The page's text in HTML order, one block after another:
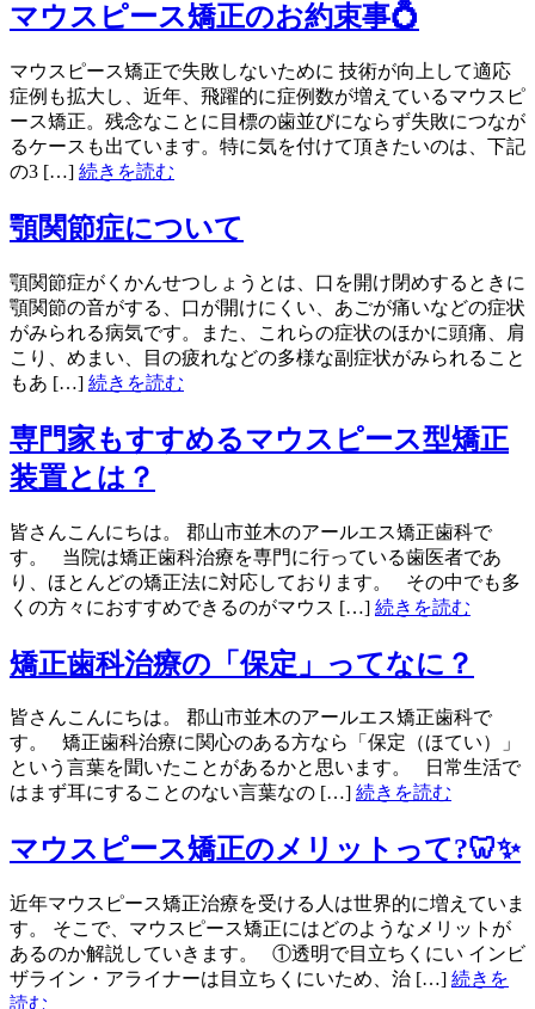
マウスピース矯正のお約束事💍
マウスピース矯正で失敗しないために 技術が向上して適応
症例も拡大し、近年、飛躍的に症例数が増えているマウスピ
ース矯正。残念なことに目標の歯並びにならず失敗につなが
るケースも出ています。特に気を付けて頂きたいのは、下記
の3 […] 続きを読む
顎関節症について
顎関節症がくかんせつしょうとは、口を開け閉めするときに
顎関節の音がする、口が開けにくい、あごが痛いなどの症状
がみられる病気です。また、これらの症状のほかに頭痛、肩
こり、めまい、目の疲れなどの多様な副症状がみられること
もあ […] 続きを読む
専門家もすすめるマウスピース型矯正
装置とは？
皆さんこんにちは。 郡山市並木のアールエス矯正歯科で
す。 当院は矯正歯科治療を専門に行っている歯医者であ
り、ほとんどの矯正法に対応しております。 その中でも多
くの方々におすすめできるのがマウス […] 続きを読む
矯正歯科治療の「保定」ってなに？
皆さんこんにちは。 郡山市並木のアールエス矯正歯科で
す。 矯正歯科治療に関心のある方なら「保定（ほてい）」
という言葉を聞いたことがあるかと思います。 日常生活で
はまず耳にすることのない言葉なの […] 続きを読む
マウスピース矯正のメリットって?🦷✨
近年マウスピース矯正治療を受ける人は世界的に増えていま
す。 そこで、マウスピース矯正にはどのようなメリットが
あるのか解説していきます。 ①透明で目立ちくにい インビ
ザライン・アライナーは目立ちくにいため、治 […] 続きを
読む